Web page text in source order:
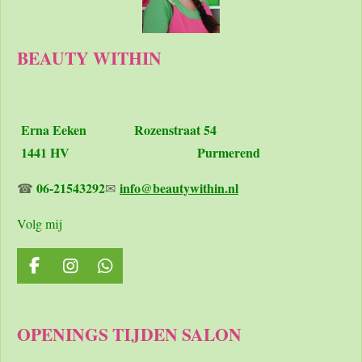
BEAUTY WITHIN
Erna Eeken Rozenstraat 54
1441 HV Purmerend
☎ 06-21543292✉ info@beautywithin.nl
Volg mij
F
a
b
I
n
a
W
h
s
OPENINGS TIJDEN SALON